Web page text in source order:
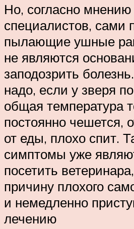
Но, согласно мнению
специалистов, сами
пылающие ушные
не являются
заподозрить
надо, если у зверя
общая температура
постоянно чешется,
от еды, плохо спит.
симптомы уже
посетить
причину плохого
и немедленно
лечению